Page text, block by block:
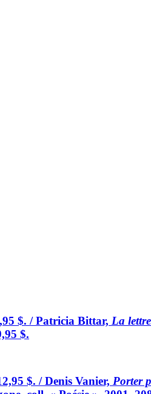
$. / Patricia Bittar, La
$.
$. / Denis Vanier, Porter